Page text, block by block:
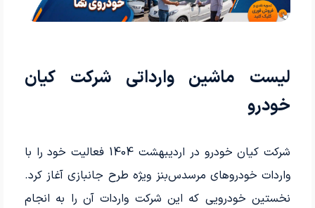
لیست ماشین وارداتی شرکت کیان
خودرو
شرکت کیان خودرو در اردیبهشت 1404 فعالیت خود را با
واردات خودروهای مرسدس‌بنز ویژه طرح جانبازی آغاز کرد.
نخستین خودرویی که این شرکت واردات آن را به انجام